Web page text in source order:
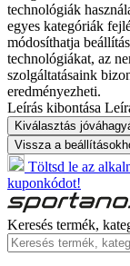
technológiák
egyes kategóriák
módosíthatja
technológiákat, az
szolgáltatásaink
eredményezheti.
Leírás kibontása
Kiválasztás
Vissza a
Töltsd le az
kuponkódot!
Keresés termék,